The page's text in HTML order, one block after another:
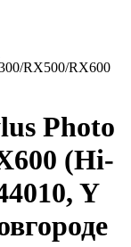
RX500/RX600
Photo
(Hi-
Y